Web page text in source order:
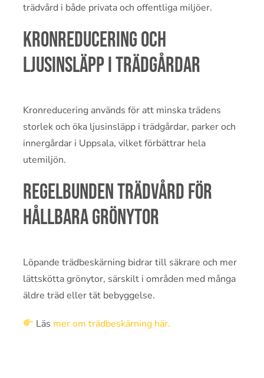
trädvård i både privata och offentliga miljöer.
Kronreducering och
ljusinsläpp i trädgårdar
Kronreducering används för att minska trädens
storlek och öka ljusinsläpp i trädgårdar, parker och
innergårdar i Uppsala, vilket förbättrar hela
utemiljön.
Regelbunden trädvård för
hållbara grönytor
Löpande trädbeskärning bidrar till säkrare och mer
lättskötta grönytor, särskilt i områden med många
äldre träd eller tät bebyggelse.
Läs mer om trädbeskärning här.